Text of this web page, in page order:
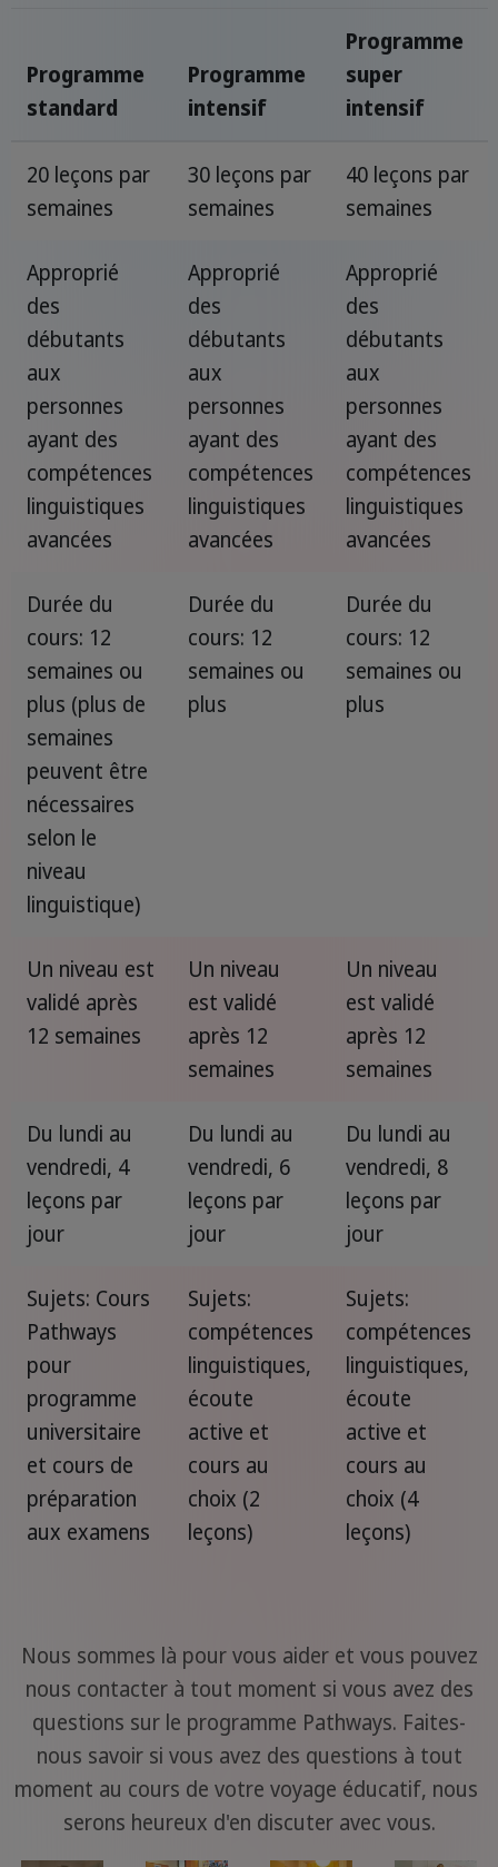
Programme
standard
Programme
intensif
Programme
super
intensif
20 leçons par
semaines
30 leçons par
semaines
40 leçons par
semaines
Approprié
des
débutants
aux
personnes
ayant des
compétences
linguistiques
avancées
Approprié
des
débutants
aux
personnes
ayant des
compétences
linguistiques
avancées
Approprié
des
débutants
aux
personnes
ayant des
compétences
linguistiques
avancées
Durée du
cours: 12
semaines ou
plus (plus de
semaines
peuvent être
nécessaires
selon le
niveau
linguistique)
Durée du
cours: 12
semaines ou
plus
Durée du
cours: 12
semaines ou
plus
Un niveau est
validé après
12 semaines
Un niveau
est validé
après 12
semaines
Un niveau
est validé
après 12
semaines
Du lundi au
vendredi, 4
leçons par
jour
Du lundi au
vendredi, 6
leçons par
jour
Du lundi au
vendredi, 8
leçons par
jour
Sujets: Cours
Pathways
pour
programme
universitaire
et cours de
préparation
aux examens
Sujets:
compétences
linguistiques,
écoute
active et
cours au
choix (2
leçons)
Sujets:
compétences
linguistiques,
écoute
active et
cours au
choix (4
leçons)
Nous sommes là pour vous aider et vous pouvez
nous contacter à tout moment si vous avez des
questions sur le programme Pathways. Faites-
nous savoir si vous avez des questions à tout
moment au cours de votre voyage éducatif, nous
serons heureux d'en discuter avec vous.